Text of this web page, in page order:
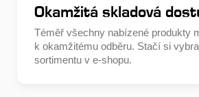
Okamžitá skladová
Téměř všechny nabízené produkty
k okamžitému odběru. Stačí si
sortimentu v e-shopu.